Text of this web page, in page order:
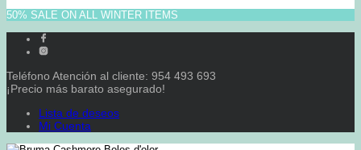
50% SALE ON ALL WINTER ITEMS
Teléfono Atención al cliente: 954 493 693
¡Precio más barato asegurado!
Lista de deseos
Mi Cuenta